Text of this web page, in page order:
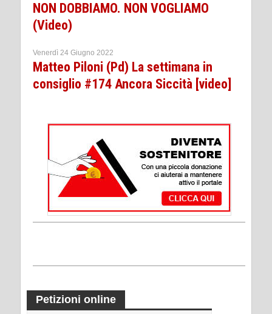
NON DOBBIAMO. NON VOGLIAMO
(Video)
Venerdì 24 Giugno 2022
Matteo Piloni (Pd) La settimana in
consiglio #174 Ancora Siccità [video]
Petizioni online